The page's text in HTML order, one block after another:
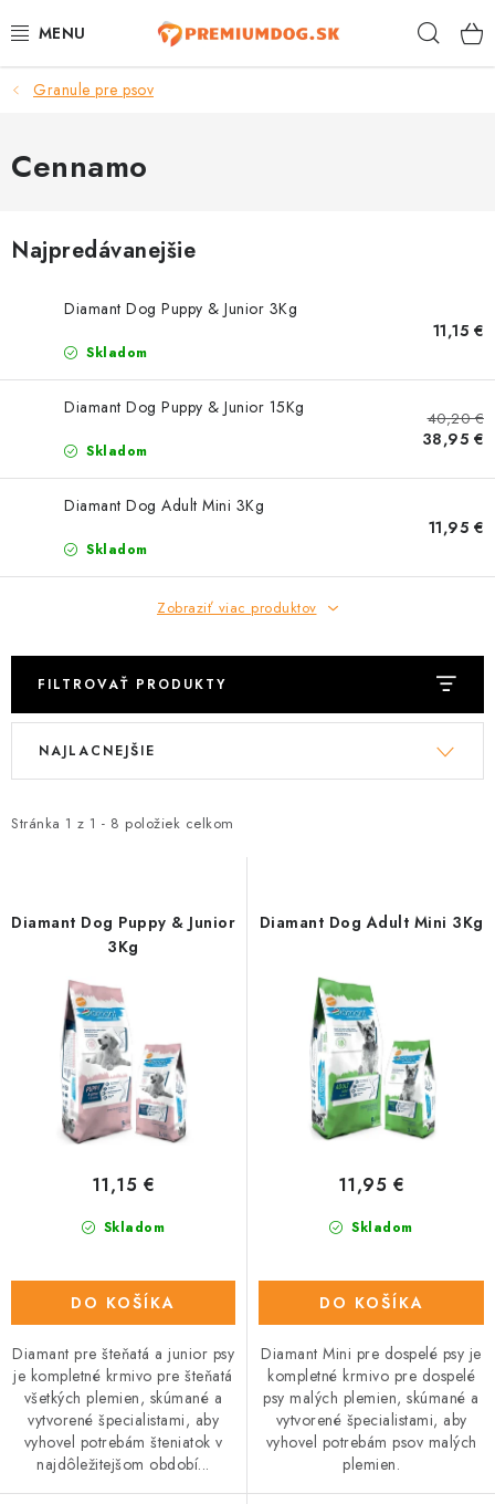
na
TOP 100 PRODUKTOV
NOVINKY
ÚTULKY
PSY
MAČKY
HLODAVCE
PAPAGÁJE
HOSPODÁRSKE ZVIERATÁ
VONKAJŠIE VTÁCTVO
GELOREN KĽBOVÁ VÝŽIVA
Granule pre psov
Cennamo
Najpredávanejšie
Diamant Dog Puppy & Junior 3Kg
Skladom
11,15 €
Diamant Dog Puppy & Junior 15Kg
Skladom
40,20 €
38,95 €
Diamant Dog Adult Mini 3Kg
Skladom
11,95 €
Zobraziť viac produktov
FILTROVAŤ PRODUKTY
V
i
r
Stránka 1 z 1 - 8 položiek celkom
R
e
e
NAJLACNEJŠIE
Diamant Dog Puppy & Junior
3Kg
Skladom
11,15 €
DO KOŠÍKA
Diamant pre šteňatá a junior psy
je kompletné krmivo pre šteňatá
všetkých plemien, skúmané a
vytvorené špecialistami, aby
vyhovel potrebám šteniatok v
najdôležitejšom období...
Diamant Dog Adult Mini 3Kg
Skladom
11,95 €
DO KOŠÍKA
Diamant Mini pre dospelé psy je
kompletné krmivo pre dospelé
psy malých plemien, skúmané a
vytvorené špecialistami, aby
vyhovel potrebám psov malých
plemien.